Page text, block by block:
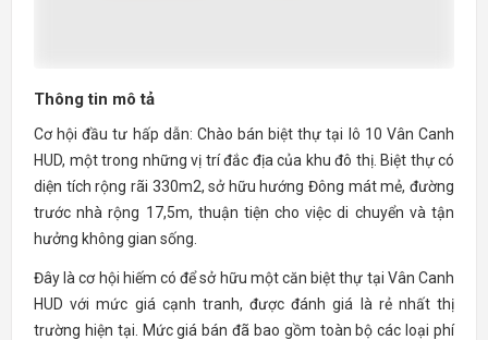
Thông tin mô tả
Cơ hội đầu tư hấp dẫn: Chào bán biệt thự tại lô 10 Vân Canh
HUD, một trong những vị trí đắc địa của khu đô thị. Biệt thự có
diện tích rộng rãi 330m2, sở hữu hướng Đông mát mẻ, đường
trước nhà rộng 17,5m, thuận tiện cho việc di chuyển và tận
hưởng không gian sống.
Đây là cơ hội hiếm có để sở hữu một căn biệt thự tại Vân Canh
HUD với mức giá cạnh tranh, được đánh giá là rẻ nhất thị
trường hiện tại. Mức giá bán đã bao gồm toàn bộ các loại phí